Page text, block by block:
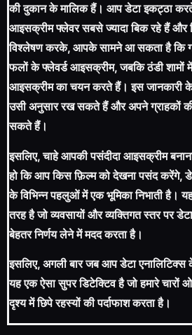
की दुकान के मालिक हैं। आप डेटा इकट्ठा
आइसक्रीम फ्लेवर सबसे ज्यादा बिक रहे हैं और
विश्लेषण करके, आपके सामने आ सकता है कि
फलों के फ्लेवर्ड आइसक्रीम, जबकि ठंडी शामों
आइसक्रीम का चयन करते हैं। इस जानकारी
उसी अनुसार रख सकते हैं और अपने ग्राहकों
सकते हैं।
इसलिए, चाहे आपकी पसंदीदा आइसक्रीम बनाना
हो कि आप किस फ़िल्म को देखना पसंद करेंगे,
के विभिन्न पहलुओं में एक भूमिका निभाती है।
तरह है जो व्यवसायों और व्यक्तिगत स्तर पर
बेहतर निर्णय लेने में मदद करता है।
इसलिए, अगली बार जब आप डेटा एनालिटिक्स
यह एक ऐसा सुपर डिटेक्टिव है जो हमारे चारों
दृश्य में छिपे रहस्यों की पर्दाफाश करता है।